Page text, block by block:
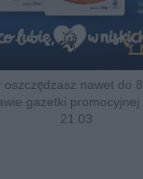
nawet do
gazetki
21.03